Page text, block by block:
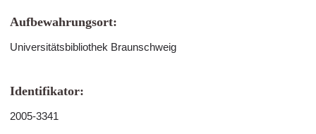
Aufbewahrungsort:
Universitätsbibliothek Braunschweig
Identifikator:
2005-3341